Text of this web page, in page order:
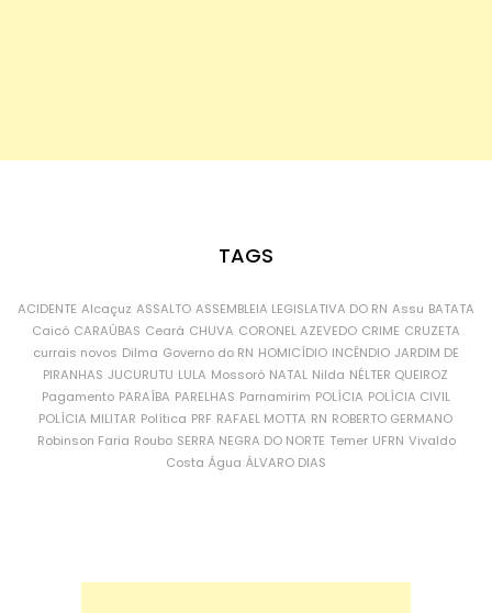
TAGS
ACIDENTE Alcaçuz ASSALTO ASSEMBLEIA LEGISLATIVA DO RN Assu BATATA
Caicó CARAÚBAS Ceará CHUVA CORONEL AZEVEDO CRIME CRUZETA
currais novos Dilma Governo do RN HOMICÍDIO INCÊNDIO JARDIM DE
PIRANHAS JUCURUTU LULA Mossoró NATAL Nilda NÉLTER QUEIROZ
Pagamento PARAÍBA PARELHAS Parnamirim POLÍCIA POLÍCIA CIVIL
POLÍCIA MILITAR Política PRF RAFAEL MOTTA RN ROBERTO GERMANO
Robinson Faria Roubo SERRA NEGRA DO NORTE Temer UFRN Vivaldo
Costa Água ÁLVARO DIAS